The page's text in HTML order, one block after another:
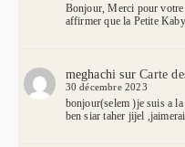
Bonjour, Merci pour
affirmer que la Petite
meghachi surCarte
30 décembre 2023
bonjour(selem )je suis a
ben siar taher jijel